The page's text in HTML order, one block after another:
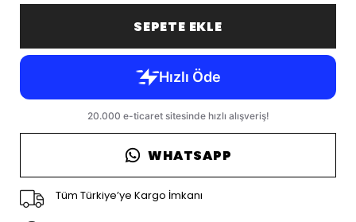
SEPETE EKLE
WHATSAPP
Tüm Türkiye’ye Kargo İmkanı